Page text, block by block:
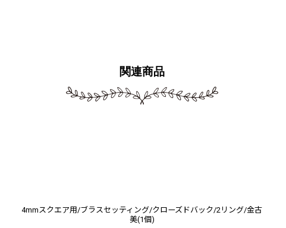
関連商品
4mmスクエア用/ブラスセッティング/クローズドバック/2リング/金古
美(1個)